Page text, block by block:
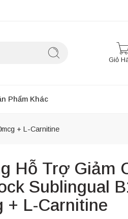
Giỏ
Phẩm Khác
+ L-Carnitine
Hỗ Trợ Giảm
Sublingual
+ L-Carnitine